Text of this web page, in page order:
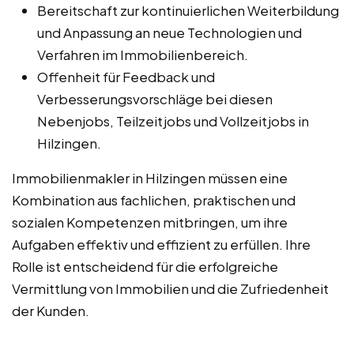
Bereitschaft zur kontinuierlichen Weiterbildung
und Anpassung an neue Technologien und
Verfahren im Immobilienbereich.
Offenheit für Feedback und
Verbesserungsvorschläge bei diesen
Nebenjobs, Teilzeitjobs und Vollzeitjobs in
Hilzingen.
Immobilienmakler in Hilzingen müssen eine
Kombination aus fachlichen, praktischen und
sozialen Kompetenzen mitbringen, um ihre
Aufgaben effektiv und effizient zu erfüllen. Ihre
Rolle ist entscheidend für die erfolgreiche
Vermittlung von Immobilien und die Zufriedenheit
der Kunden.